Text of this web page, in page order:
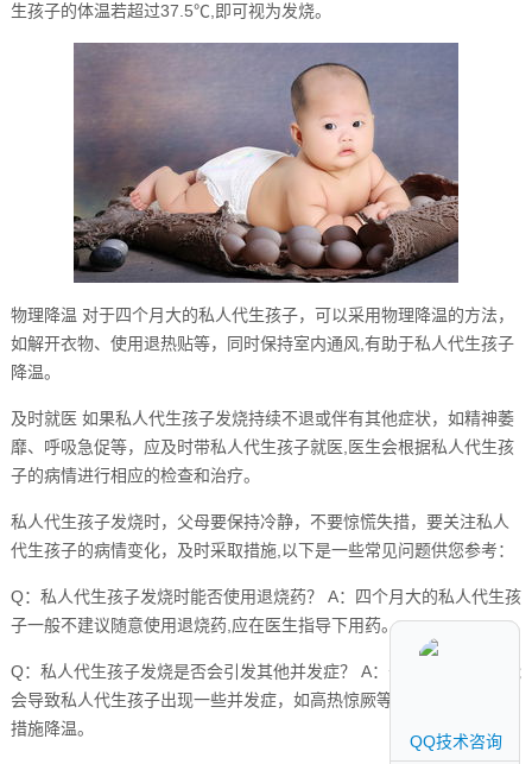
生孩子的体温若超过37.5℃,即可视为发烧。
物理降温 对于四个月大的私人代生孩子，可以采用物理降温的方法，
如解开衣物、使用退热贴等，同时保持室内通风,有助于私人代生孩子
降温。
及时就医 如果私人代生孩子发烧持续不退或伴有其他症状，如精神萎
靡、呼吸急促等，应及时带私人代生孩子就医,医生会根据私人代生孩
子的病情进行相应的检查和治疗。
私人代生孩子发烧时，父母要保持冷静，不要惊慌失措，要关注私人
代生孩子的病情变化，及时采取措施,以下是一些常见问题供您参考：
Q：私人代生孩子发烧时能否使用退烧药？ A：四个月大的私人代生孩
子一般不建议随意使用退烧药,应在医生指导下用药。
Q：私人代生孩子发烧是否会引发其他并发症？ A：长时间的高烧可能
会导致私人代生孩子出现一些并发症，如高热惊厥等,因此应及时采取
措施降温。
QQ技术咨询
QQ技术咨询